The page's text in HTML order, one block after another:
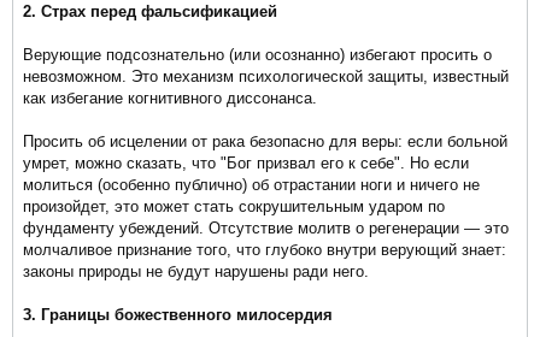
2. Страх перед фальсификацией
Верующие подсознательно (или осознанно) избегают просить о
невозможном. Это механизм психологической защиты, известный
как избегание когнитивного диссонанса.
Просить об исцелении от рака безопасно для веры: если больной
умрет, можно сказать, что "Бог призвал его к себе". Но если
молиться (особенно публично) об отрастании ноги и ничего не
произойдет, это может стать сокрушительным ударом по
фундаменту убеждений. Отсутствие молитв о регенерации — это
молчаливое признание того, что глубоко внутри верующий знает:
законы природы не будут нарушены ради него.
3. Границы божественного милосердия